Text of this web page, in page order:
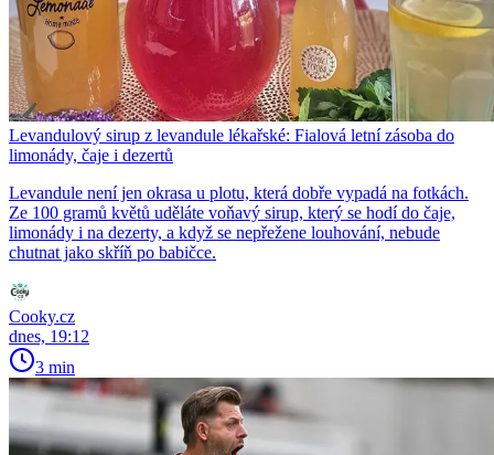
Levandulový sirup z levandule lékařské: Fialová letní zásoba do
limonády, čaje i dezertů
Levandule není jen okrasa u plotu, která dobře vypadá na fotkách.
Ze 100 gramů květů uděláte voňavý sirup, který se hodí do čaje,
limonády i na dezerty, a když se nepřežene louhování, nebude
chutnat jako skříň po babičce.
Cooky.cz
dnes, 19:12
3 min